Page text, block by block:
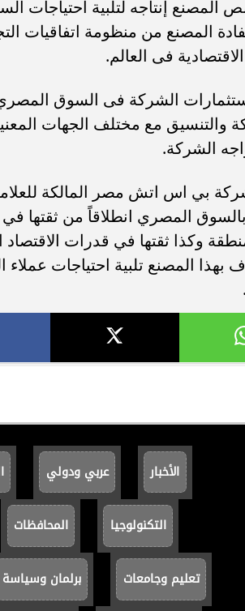
سيخصص المصنع إنتاجه لتلبية
المصنع من منظومة اتفاقيات
فى العالم.
الشركة فى السوق
والتنسيق مع مختلف الجهات
الشركة.
بي اس اتش مصر المالكة
بالسوق المصري انطلاقاً من ثقتها
وكذا ثقتها في قدرات
بهذا المصنع تلبية احتياجات
الأخبار عربي ودولي
التكنولوجيا المحافظات
تعليم وجامعات برلمان وسياسة